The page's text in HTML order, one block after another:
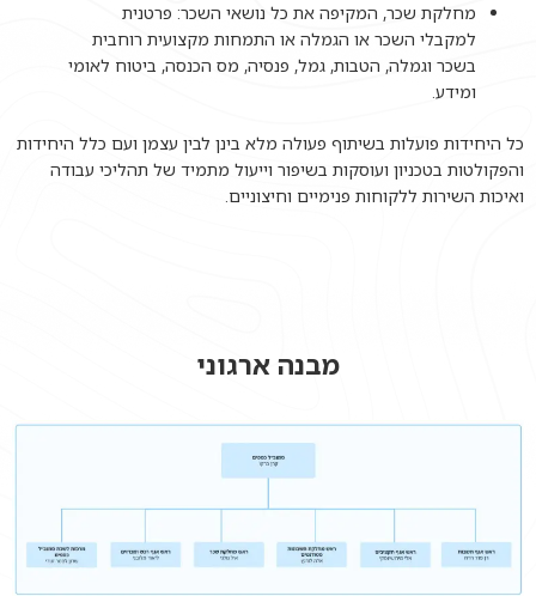
מחלקת שכר, המקיפה את כל נושאי השכר: פרטנית
למקבלי השכר או הגמלה או התמחות מקצועית רוחבית
בשכר וגמלה, הטבות, גמל, פנסיה, מס הכנסה, ביטוח לאומי
ומידע.
כל היחידות פועלות בשיתוף פעולה מלא בינן לבין עצמן ועם כלל היחידות
והפקולטות בטכניון ועוסקות בשיפור וייעול מתמיד של תהליכי עבודה
ואיכות השירות ללקוחות פנימיים וחיצוניים.
מבנה ארגוני